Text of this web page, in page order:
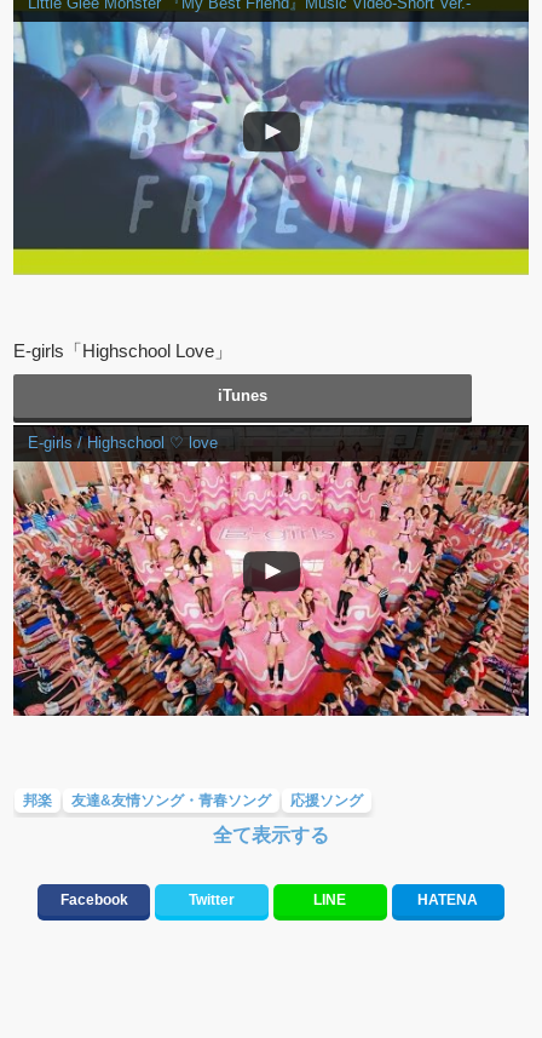
E-girls「Highschool Love」
iTunes
E-girls / Highschool ♡ love
邦楽 友達&友情ソング・青春ソング 応援ソング
テンションが上がる歌&盛り上がる曲
元気が出る歌・やる気が出る曲・明るい曲・楽しい歌・勇気が出る歌
全て表示する
Facebook Twitter LINE HATENA